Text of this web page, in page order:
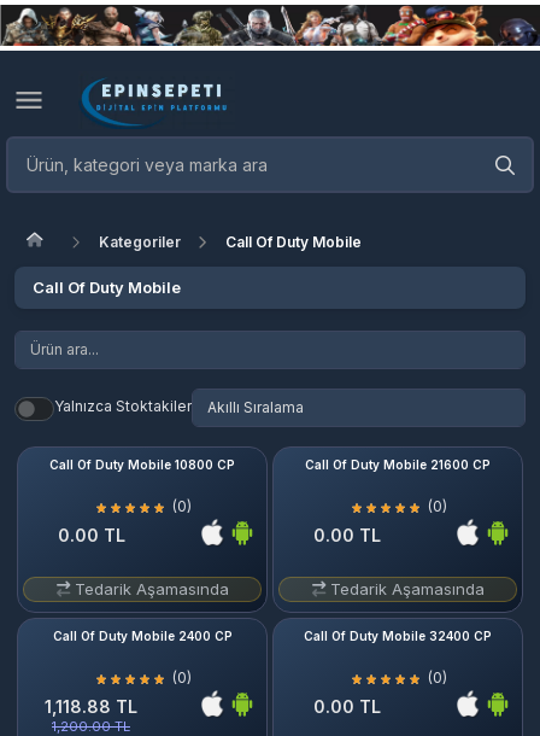
Kategoriler Call Of Duty Mobile
Call Of Duty Mobile
Yalnızca Stoktakiler
Call Of Duty Mobile 10800 CP
(0)
0.00 TL
Tedarik Aşamasında
Call Of Duty Mobile 21600 CP
(0)
0.00 TL
Tedarik Aşamasında
Call Of Duty Mobile 2400 CP
(0)
1,118.88 TL
1,200.00 TL
Call Of Duty Mobile 32400 CP
(0)
0.00 TL